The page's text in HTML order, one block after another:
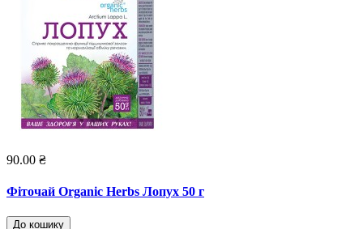
90.00 ₴
Фіточай Organic Herbs Лопух 50 г
До кошику